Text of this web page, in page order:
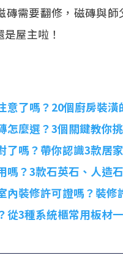
磚需要翻修，磁磚與
屋主啦！
意了嗎？20個廚房裝潢
怎麼選？3個關鍵教你挑
了嗎？帶你認識3款居
嗎？3款石英石、人造
內裝修許可證嗎？裝修
從3種系統櫃常用板材